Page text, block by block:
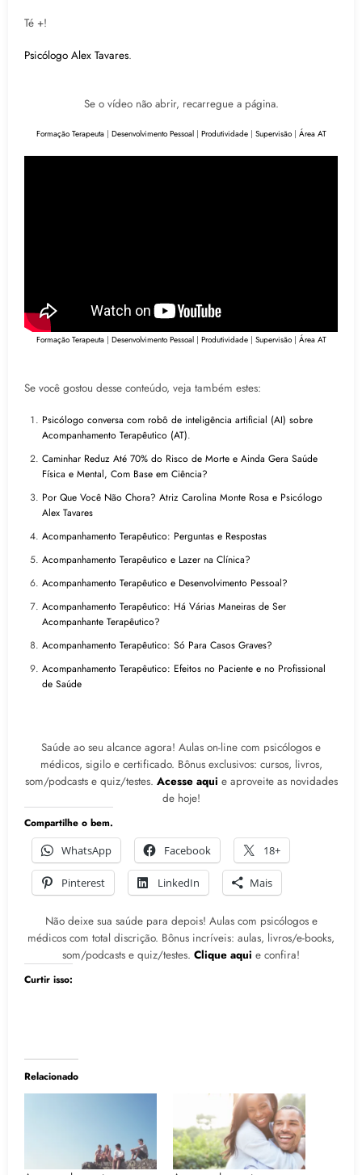
Té +!
Psicólogo Alex Tavares.
Se o vídeo não abrir, recarregue a página.
Formação Terapeuta| Desenvolvimento Pessoal| Produtividade| Supervisão| Área AT
Formação Terapeuta| Desenvolvimento Pessoal| Produtividade| Supervisão| Área AT
Se você gostou desse conteúdo, veja também estes:
Psicólogo conversa com robô de inteligência artificial (AI) sobre
Acompanhamento Terapêutico (AT).
Caminhar Reduz Até 70% do Risco de Morte e Ainda Gera Saúde
Física e Mental, Com Base em Ciência?
Por Que Você Não Chora? Atriz Carolina Monte Rosa e Psicólogo
Alex Tavares
Acompanhamento Terapêutico: Perguntas e Respostas
Acompanhamento Terapêutico e Lazer na Clínica?
Acompanhamento Terapêutico e Desenvolvimento Pessoal?
Acompanhamento Terapêutico: Há Várias Maneiras de Ser
Acompanhante Terapêutico?
Acompanhamento Terapêutico: Só Para Casos Graves?
Acompanhamento Terapêutico: Efeitos no Paciente e no Profissional
de Saúde
Saúde ao seu alcance agora! Aulas on-line com psicólogos e
médicos, sigilo e certificado. Bônus exclusivos: cursos, livros,
som/podcasts e quiz/testes. Acesse aqui e aproveite as novidades
de hoje!
Compartilhe o bem.
WhatsApp
Facebook 18+
Pinterest LinkedIn Mais
Não deixe sua saúde para depois! Aulas com psicólogos e
médicos com total discrição. Bônus incríveis: aulas, livros/e-books,
som/podcasts e quiz/testes. Clique aqui e confira!
Curtir isso:
Relacionado